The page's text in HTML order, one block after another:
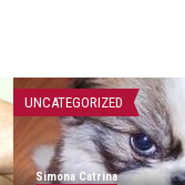
UNCATEGORIZED
Simona Catrina